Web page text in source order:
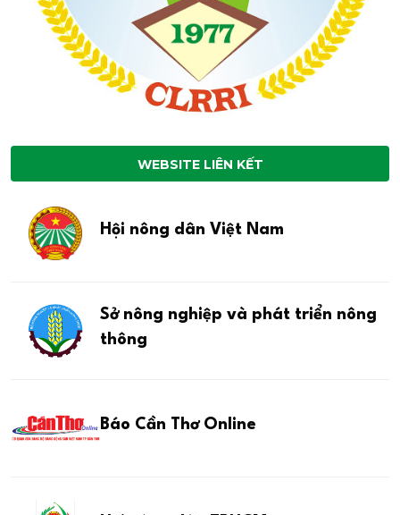
WEBSITE LIÊN KẾT
Hội nông dân Việt Nam
Sở nông nghiệp và phát triển nông
thông
Báo Cần Thơ Online